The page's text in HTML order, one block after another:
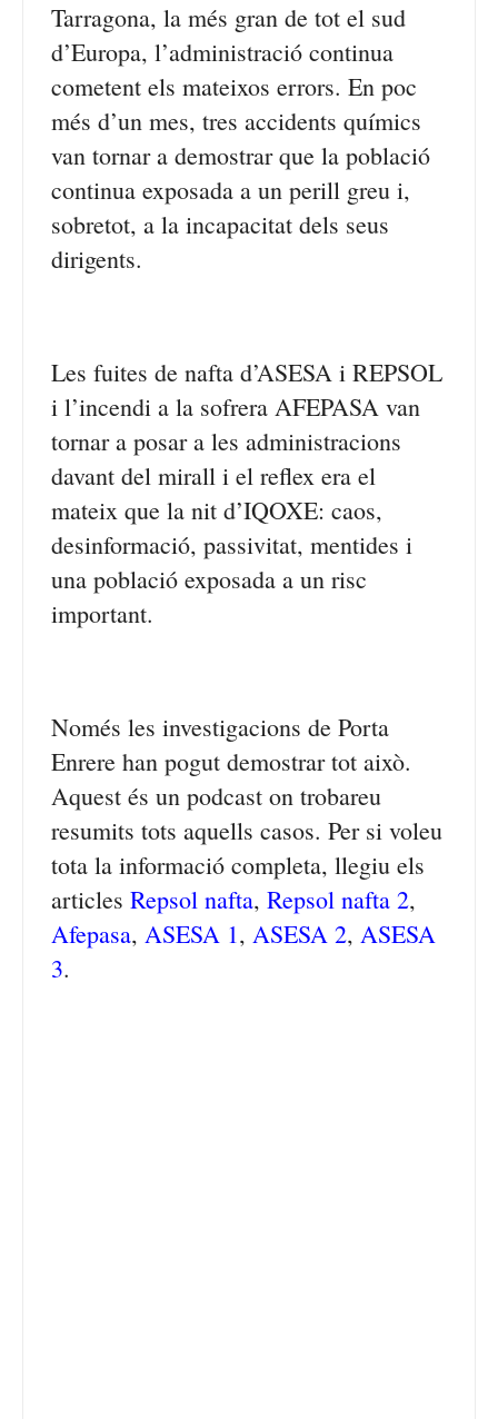
Tarragona, la més gran de tot el sud
d’Europa, l’administració continua
cometent els mateixos errors. En poc
més d’un mes, tres accidents químics
van tornar a demostrar que la població
continua exposada a un perill greu i,
sobretot, a la incapacitat dels seus
dirigents.
Les fuites de nafta d’ASESA i REPSOL
i l’incendi a la sofrera AFEPASA van
tornar a posar a les administracions
davant del mirall i el reflex era el
mateix que la nit d’IQOXE: caos,
desinformació, passivitat, mentides i
una població exposada a un risc
important.
Només les investigacions de Porta
Enrere han pogut demostrar tot això.
Aquest és un podcast on trobareu
resumits tots aquells casos. Per si voleu
tota la informació completa, llegiu els
articles Repsol nafta, Repsol nafta 2,
Afepasa, ASESA 1, ASESA 2, ASESA
3.